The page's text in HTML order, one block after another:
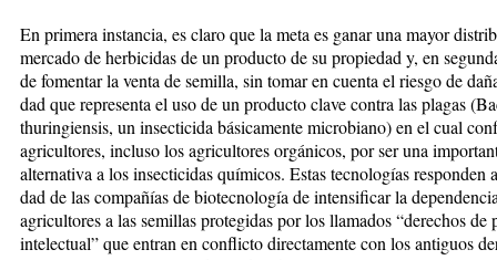
En primera ins­tancia, es claro que la meta es ganar una mayor
mercado de her­bicidas de un producto de su propiedad y, en
de fomentar la venta de se­mi­lla, sin tomar en cuenta el ries­go de
dad que representa el uso de un pro­­duc­to clave contra las plagas
thuringiensis, un in­secticida básicamente microbiano) en el cual
agricultores, incluso los agricul­to­res orgánicos, por ser una
alternativa a los in­secticidas químicos. Estas tec­no­lo­gías responden
dad de las compañías de biotecnología de in­ten­sificar la
agri­cul­­to­res a las semillas protegidas por los llamados “derechos de
in­te­lectual” que entran en con­flic­to di­rec­tamente con los antiguos